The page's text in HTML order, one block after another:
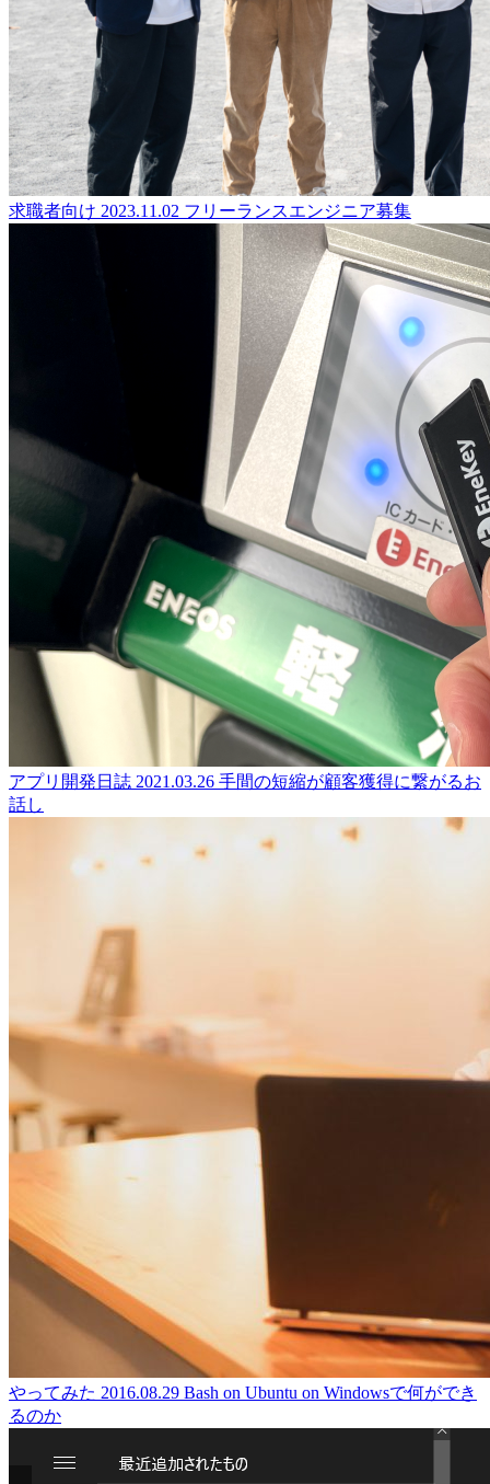
求職者向け 2023.11.02 フリーランスエンジニア募集
アプリ開発日誌 2021.03.26 手間の短縮が顧客獲得に繋がるお
話し
やってみた 2016.08.29 Bash on Ubuntu on Windowsで何ができ
るのか